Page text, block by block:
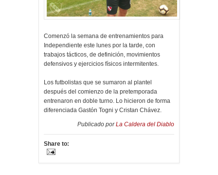
Comenzó la semana de entrenamientos para
Independiente este lunes por la tarde, con
trabajos tácticos, de definición, movimientos
defensivos y ejercicios físicos intermitentes.
Los futbolistas que se sumaron al plantel
después del comienzo de la pretemporada
entrenaron en doble turno. Lo hicieron de forma
diferenciada Gastón Togni y Cristan Chávez.
Publicado porLa Caldera del Diablo
Share to: